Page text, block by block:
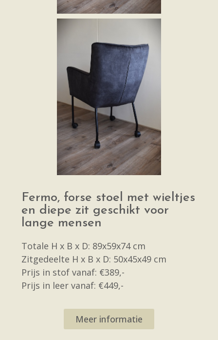
Fermo, forse stoel met wieltjes
en diepe zit geschikt voor
lange mensen
Totale H x B x D: 89x59x74 cm
Zitgedeelte H x B x D: 50x45x49 cm
Prijs in stof vanaf: €389,-
Prijs in leer vanaf: €449,-
Meer informatie